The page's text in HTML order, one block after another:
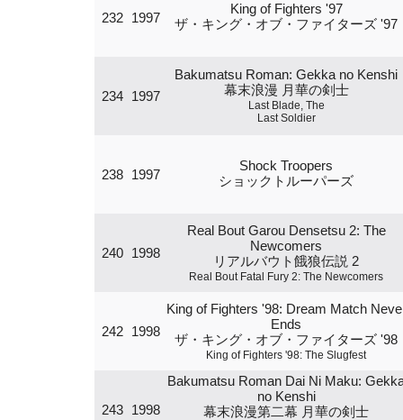
232 1997
King of Fighters '97
ザ・キング・オブ・ファイターズ '97
234 1997
Bakumatsu Roman: Gekka no Kenshi
幕末浪漫 月華の剣士
Last Blade, The
Last Soldier
238 1997
Shock Troopers
ショックトルーパーズ
240 1998
Real Bout Garou Densetsu 2: The
Newcomers
リアルバウト餓狼伝説 2
Real Bout Fatal Fury 2: The Newcomers
242 1998
King of Fighters '98: Dream Match
Ends
ザ・キング・オブ・ファイターズ '98
King of Fighters '98: The Slugfest
243 1998
Bakumatsu Roman Dai Ni Maku:
no Kenshi
幕末浪漫第二幕 月華の剣士